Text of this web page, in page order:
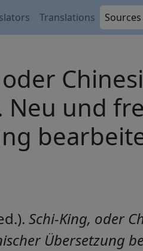
Translations Sources
Neu und
Schi-King, oder
Übersetzung